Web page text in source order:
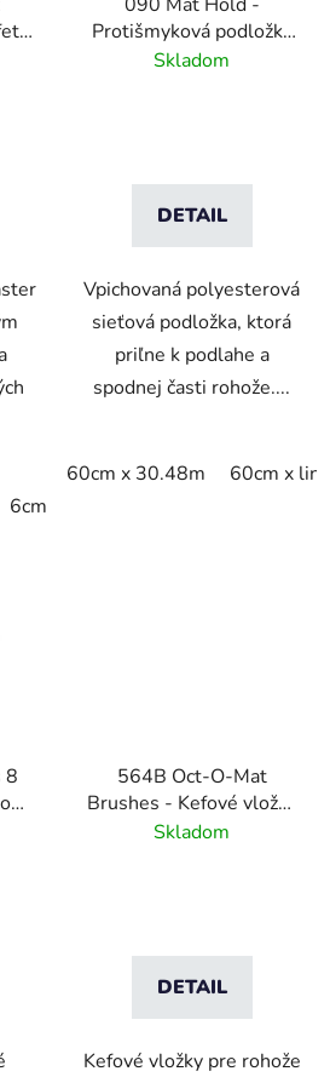
6cm x 100cm male
Protišmyková podložka
pod rohože
Skladom
DETAIL
Vpichovaná polyesterová
sieťová podložka, ktorá
priľne k podlahe a
spodnej časti rohože....
60cm x 30.48m 60cm x
8
564B Oct-O-Mat
Brushes - Kefové vložky
pre vstupné rohožové
Skladom
DETAIL
Kefové vložky pre rohože